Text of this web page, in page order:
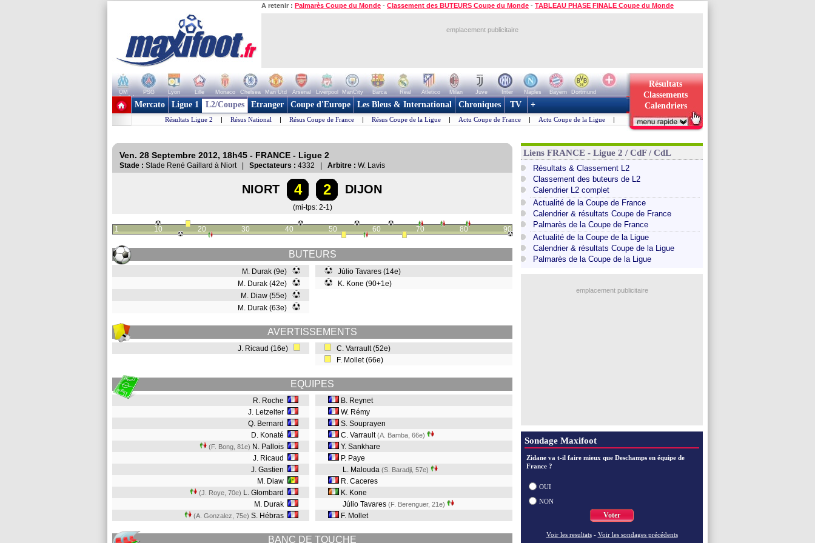
A retenir : Palmarès Coupe du Monde - Classement des BUTEURS Coupe du Monde - TABLEAU PHASE FINALE Coupe du Monde
emplacement publicitaire
OM PSG Lyon Lille Monaco Chelsea Man Utd Arsenal Liverpool ManCity Barca Real Atletico Milan Juve Inter Naples Bayern
Dortmund
+ de clubs
Résultats
Classements
Calendriers
Mercato Ligue 1 L2/Coupes Etranger Coupe d'Europe Les Bleus & International Chroniques TV +
Résultats Ligue 2 | Résus National | Résus Coupe de France | Résus Coupe de la Ligue | Actu Coupe de France | Actu Coupe de la Ligue |
Ven. 28 Septembre 2012, 18h45 - FRANCE - Ligue 2
Stade : Stade René Gaillard à Niort | Spectateurs : 4332 | Arbitre : W. Lavis
NIORT 4 2 DIJON
(mi-tps: 2-1)
1 10 20 30 40 50 60 70 80 90
BUTEURS
M. Durak (9e)
M. Durak (42e)
M. Diaw (55e)
M. Durak (63e)
Júlio Tavares (14e)
K. Kone (90+1e)
AVERTISSEMENTS
J. Ricaud (16e)
C. Varrault (52e)
F. Mollet (66e)
EQUIPES
R. Roche
J. Letzelter
Q. Bernard
D. Konaté
(F. Bong, 81e) N. Pallois
J. Ricaud
J. Gastien
M. Diaw
(J. Roye, 70e) L. Glombard
M. Durak
(A. Gonzalez, 75e) S. Hébras
B. Reynet
W. Rémy
S. Souprayen
C. Varrault(A. Bamba, 66e)
Y. Sankhare
P. Paye
L. Malouda (S. Baradji, 57e)
R. Caceres
K. Kone
Júlio Tavares (F. Berenguer, 21e)
F. Mollet
BANC DE TOUCHE
Liens FRANCE - Ligue 2 / CdF / CdL
Résultats & Classement L2
Classement des buteurs de L2
Calendrier L2 complet
Actualité de la Coupe de France
Calendrier & résultats Coupe de France
Palmarès de la Coupe de France
Actualité de la Coupe de la Ligue
Calendrier & résultats Coupe de la Ligue
Palmarès de la Coupe de la Ligue
emplacement publicitaire
Sondage Maxifoot
Zidane va t-il faire mieux que Deschamps en équipe de
France ?
OUI
NON
Voter
Voir les resultats - Voir les sondages précédents